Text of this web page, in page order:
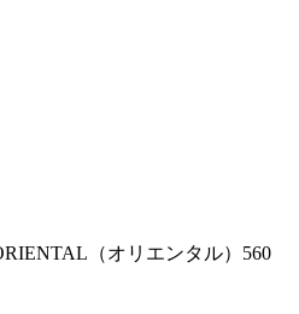
（オリエンタル）560